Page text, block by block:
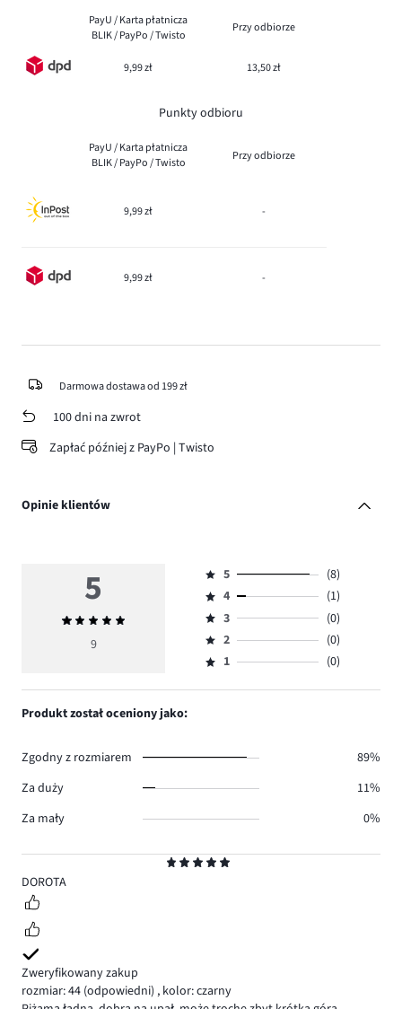
PayU / Karta płatnicza
BLIK / PayPo / Twisto
Przy odbiorze
9,99 zł 13,50 zł
Punkty odbioru
PayU / Karta płatnicza
BLIK / PayPo / Twisto
Przy odbiorze
9,99 zł -
9,99 zł -
Darmowa dostawa od 199 zł
100 dni na zwrot
Zapłać później z PayPo | Twisto
Opinie klientów
5
DOROTA
Zweryfikowany zakup
rozmiar: 44 (odpowiedni) , kolor: czarny
5
Średnia
ocena
9
Ocena
5,
ilość
głosów
8.
5
(8)
Ocena
4,
ilość
głosów
4
(1)
Ocena
3,
ilość
3
(0)
Ocena
2,
2
(0)
Ocena
1,
1 (0)
Produkt został oceniony jako:
Zgodny z rozmiarem
89%
Za duży
11%
Za mały
0%